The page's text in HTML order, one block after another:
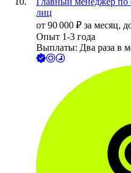
лиц
от 90 000 ₽ за месяц,
Опыт 1-3 года
Выплаты: Два раза в